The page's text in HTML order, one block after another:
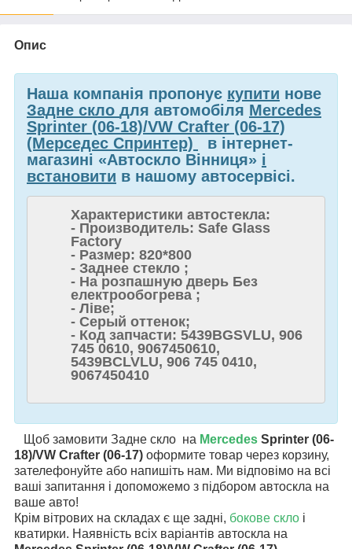
Опис
Наша компанія пропонує купити нове
Задне скло для автомобіля Mercedes
Sprinter (06-18)/VW Crafter (06-17)
(Мерседес Спринтер)
в інтернет-
магазині «Автоскло Вінниця» і
встановити в нашому автосервісі.
Характеристики автостекла:
- Производитель: Safe Glass
Factory
- Размер: 820*800
- Заднее стекло ;
- На розпашную дверь Без
електрообогрева ;
- Ліве;
- Серый оттенок;
- Код запчасти: 5439BGSVLU, 906
745 0610, 9067450610,
5439BCLVLU, 906 745 0410,
9067450410
Щоб замовити Задне скло на Mercedes Sprinter (06-
18)/VW Crafter (06-17) оформите товар через корзину,
зателефонуйте або напишіть нам. Ми відповімо на всі
ваші запитання і допоможемо з підбором автоскла на
ваше авто!
Крім вітрових на складах є ще задні, бокове скло і
кватирки. Наявність всіх варіантів автоскла на